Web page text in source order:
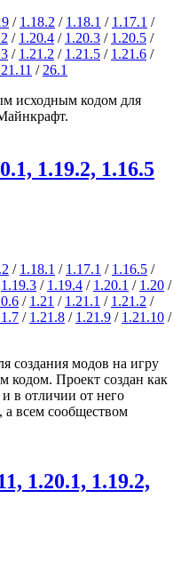
/ 1.18.2 / 1.18.1 / 1.17.1 /
/ 1.20.4 / 1.20.3 / 1.20.5 /
/ 1.21.2 / 1.21.5 / 1.21.6 /
/ 26.1
исходным кодом для
1.19.2, 1.16.5
/ 1.18.1 / 1.17.1 / 1.16.5 /
1.19.3 / 1.19.4 / 1.20.1 / 1.20 /
/ 1.21 / 1.21.1 / 1.21.2 /
/ 1.21.8 / 1.21.9 / 1.21.10 /
создания модов на игру
Проект создан как
и в отличии от него
а всем сообществом
1.20.1, 1.19.2,